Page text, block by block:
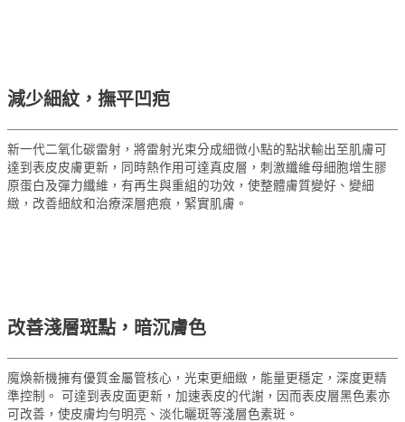
減少細紋，撫平凹疤
新一代二氧化碳雷射，將雷射光束分成細微小點的點狀輸出至肌膚可
達到表皮皮膚更新，同時熱作用可達真皮層，刺激纖維母細胞增生膠
原蛋白及彈力纖維，有再生與重組的功效，使整體膚質變好、變細
緻，改善細紋和治療深層疤痕，緊實肌膚。
改善淺層斑點，暗沉膚色
魔煥新機擁有優質金屬管核心，光束更細緻，能量更穩定，深度更精
準控制。 可達到表皮面更新，加速表皮的代謝，因而表皮層黑色素亦
可改善，使皮膚均勻明亮、淡化曬斑等淺層色素斑。